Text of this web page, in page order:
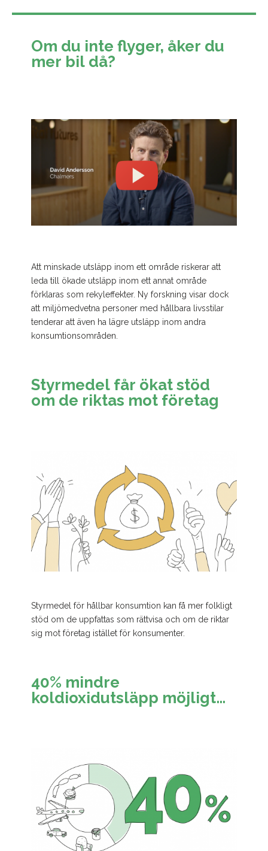
Om du inte flyger, åker du
mer bil då?
Att minskade utsläpp inom ett område riskerar att
leda till ökade utsläpp inom ett annat område
förklaras som rekyleffekter. Ny forskning visar dock
att miljömedvetna personer med hållbara livsstilar
tenderar att även ha lägre utsläpp inom andra
konsumtionsområden.
Styrmedel får ökat stöd
om de riktas mot företag
Styrmedel för hållbar konsumtion kan få mer folkligt
stöd om de uppfattas som rättvisa och om de riktar
sig mot företag istället för konsumenter.
40% mindre
koldioxidutsläpp möjligt